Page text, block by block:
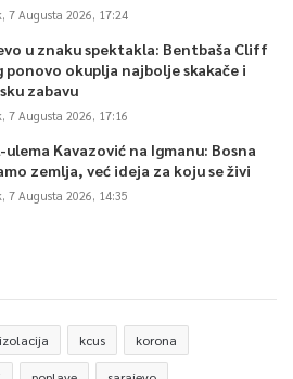
7 Augusta 2026, 17:24
u znaku spektakla: Bentbaša Cliff
ponovo okuplja najbolje skakače i
zabavu
7 Augusta 2026, 17:16
ulema Kavazović na Igmanu: Bosna
zemlja, već ideja za koju se živi
7 Augusta 2026, 14:35
izolacija kcus korona